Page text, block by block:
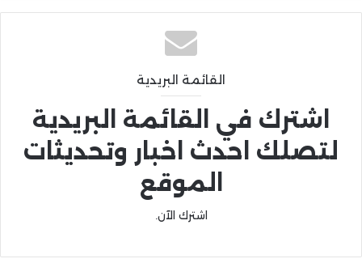
القائمة البريدية
اشترك في القائمة البريدية
لتصلك احدث اخبار وتحديثات
الموقع
اشترك الآن.